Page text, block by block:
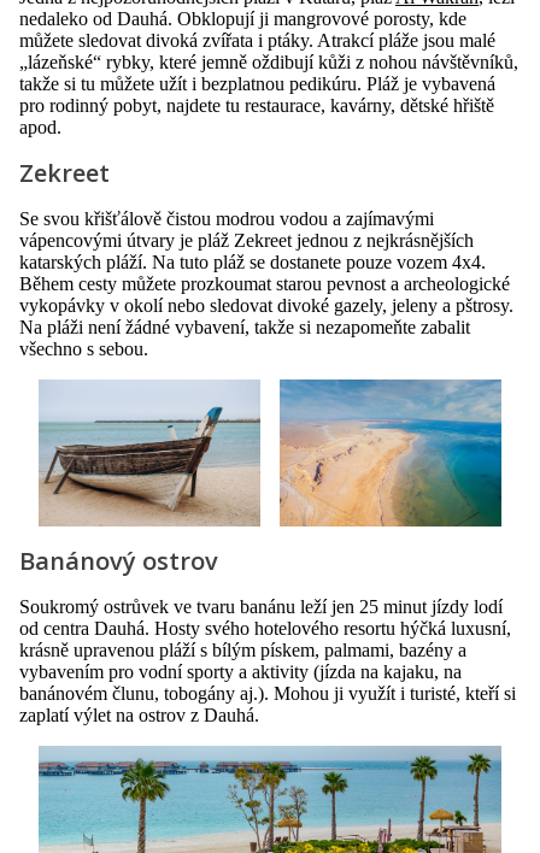
nedaleko od Dauhá. Obklopují ji mangrovové porosty, kde
můžete sledovat divoká zvířata i ptáky. Atrakcí pláže jsou malé
„lázeňské“ rybky, které jemně oždibují kůži z nohou návštěvníků,
takže si tu můžete užít i bezplatnou pedikúru. Pláž je vybavená
pro rodinný pobyt, najdete tu restaurace, kavárny, dětské hřiště
apod.
Zekreet
Se svou křišťálově čistou modrou vodou a zajímavými
vápencovými útvary je pláž Zekreet jednou z nejkrásnějších
katarských pláží. Na tuto pláž se dostanete pouze vozem 4x4.
Během cesty můžete prozkoumat starou pevnost a archeologické
vykopávky v okolí nebo sledovat divoké gazely, jeleny a pštrosy.
Na pláži není žádné vybavení, takže si nezapomeňte zabalit
všechno s sebou.
Banánový ostrov
Soukromý ostrůvek ve tvaru banánu leží jen 25 minut jízdy lodí
od centra Dauhá. Hosty svého hotelového resortu hýčká luxusní,
krásně upravenou pláží s bílým pískem, palmami, bazény a
vybavením pro vodní sporty a aktivity (jízda na kajaku, na
banánovém člunu, tobogány aj.). Mohou ji využít i turisté, kteří si
zaplatí výlet na ostrov z Dauhá.